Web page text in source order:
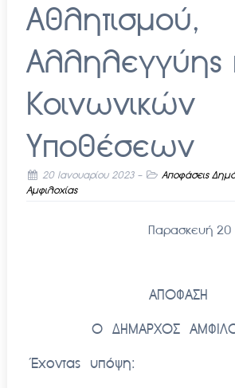
Αθλητισμού,
Αλληλεγγύης
Κοινωνικών
Υποθέσεων
20 Ιανουαρίου 2023- Αποφάσεις
Αμφιλοχίας
Παρασκευή 20
ΑΠΟΦΑΣΗ
Ο ΔΗΜΑΡΧΟΣ
Έχοντας υπόψη: